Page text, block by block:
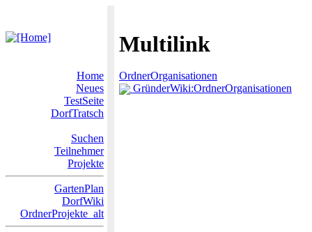
Multilink
Home
Neues
TestSeite
DorfTratsch
Suchen
Teilnehmer
Projekte
GartenPlan
DorfWiki
OrdnerProjekte_alt
OrdnerOrganisationen
GründerWiki:OrdnerOrganisationen